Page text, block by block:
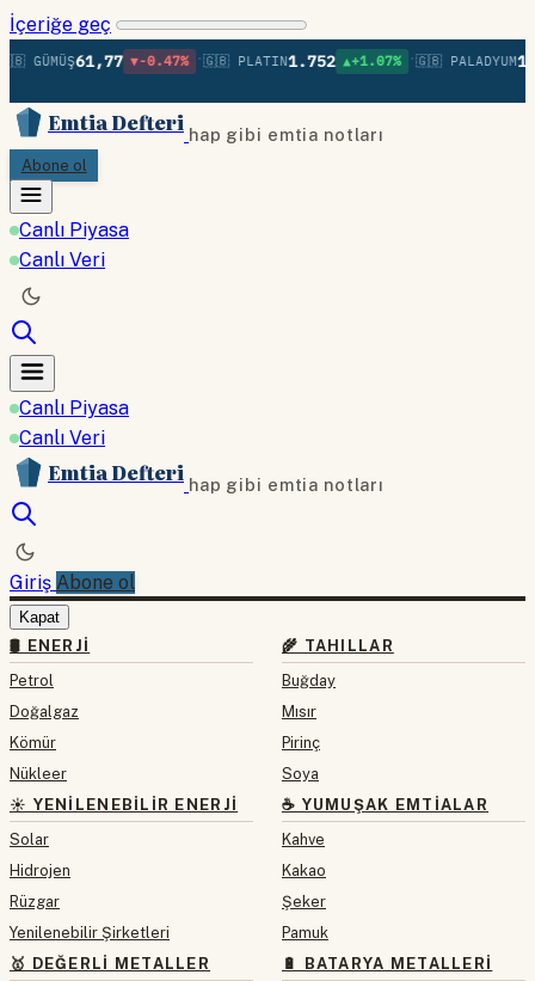
İçeriğe geç
GÜMÜŞ61,77 ▼-0.47% •🇬🇧 PLATIN1.752 ▲+1.07% •🇬🇧 PALADYUM
Emtia Defteri hap gibi emtia notları
Abone ol
Canlı Piyasa
Canlı Veri
Canlı Piyasa
Canlı Veri
Emtia Defteri hap gibi emtia notları
Giriş Abone ol
Kapat
🛢 ENERJI
Petrol
Doğalgaz
Kömür
Nükleer
☀️ YENILENEBILIR ENERJI
Solar
Hidrojen
Rüzgar
Yenilenebilir Şirketleri
🥇 DEĞERLI METALLER
🌾 TAHILLAR
Buğday
Mısır
Pirinç
Soya
☕ YUMUŞAK EMTIALAR
Kahve
Kakao
Şeker
Pamuk
🔋 BATARYA METALLERI